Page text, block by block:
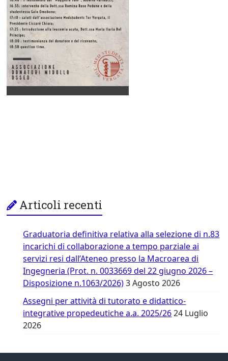
Articoli recenti
Graduatoria definitiva relativa alla selezione di n.83
incarichi di collaborazione a tempo parziale ai
servizi resi dall’Ateneo presso la Macroarea di
Ingegneria (Prot. n. 0033669 del 22 giugno 2026 –
Disposizione n.1063/2026) 3 Agosto 2026
Assegni per attività di tutorato e didattico-
integrative propedeutiche a.a. 2025/26 24 Luglio
2026